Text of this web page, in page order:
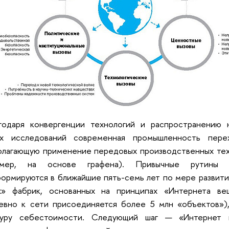
конвергенции технологий и
исследований современная промышленность
применение передовых производственных
на основе графена). Привычные рутины
в ближайшие пять-семь лет по мере
фабрик, основанных на принципах «Интернета
к сети присоединяется более 5 млн
себестоимости. Следующий шаг — «Интернет